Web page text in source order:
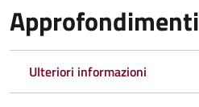
Approfondimenti
Ulteriori informazioni